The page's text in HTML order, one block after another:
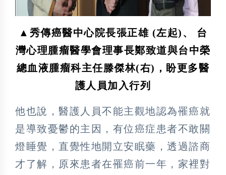
▲秀傳癌醫中心院長張正雄 (左起)、 台
灣心理腫瘤醫學會理事長鄭致道與台中榮
總血液腫瘤科主任滕傑林(右)，盼更多醫
護人員加入行列
他也說，醫護人員不能主觀地認為罹癌就
是導致憂鬱的主因，有位癌症患者不敢關
燈睡覺，直覺性地開立安眠藥，透過諮商
才了解，原來患者在罹癌前一年，家裡對